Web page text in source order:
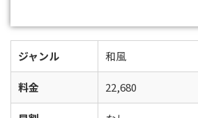
ジャンル 和風
料金 22,680